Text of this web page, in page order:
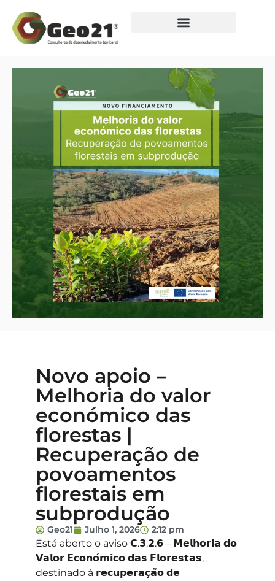
Novo apoio –
Melhoria do valor
económico das
florestas |
Recuperação de
povoamentos
florestais em
subprodução
Geo21 Julho 1, 2026 2:12 pm
Está aberto o aviso 𝗖.𝟯.𝟮.𝟲 – 𝗠𝗲𝗹𝗵𝗼𝗿𝗶𝗮 𝗱𝗼
𝗩𝗮𝗹𝗼𝗿 𝗘𝗰𝗼𝗻𝗼́𝗺𝗶𝗰𝗼 𝗱𝗮𝘀 𝗙𝗹𝗼𝗿𝗲𝘀𝘁𝗮𝘀,
destinado à 𝗿𝗲𝗰𝘂𝗽𝗲𝗿𝗮𝗰̧𝗮̃𝗼 𝗱𝗲